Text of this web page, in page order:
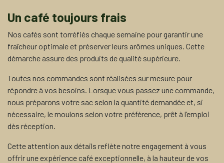
Un café toujours frais
Nos cafés sont torréfiés chaque semaine pour garantir une
fraîcheur optimale et préserver leurs arômes uniques. Cette
démarche assure des produits de qualité supérieure.
Toutes nos commandes sont réalisées sur mesure pour
répondre à vos besoins. Lorsque vous passez une commande,
nous préparons votre sac selon la quantité demandée et, si
nécessaire, le moulons selon votre préférence, prêt à l’emploi
dès réception.
Cette attention aux détails reflète notre engagement à vous
offrir une expérience café exceptionnelle, à la hauteur de vos